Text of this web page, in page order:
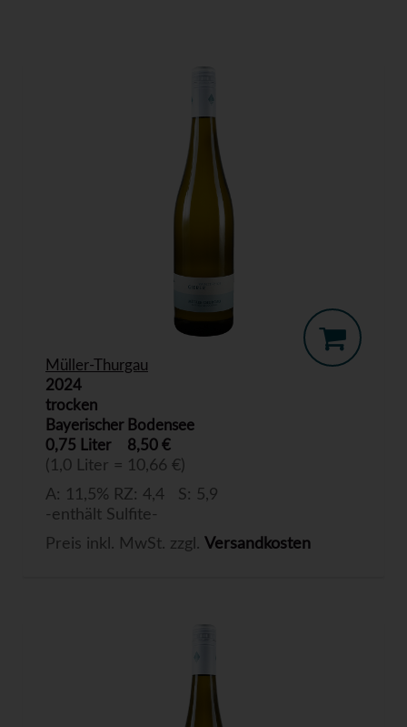
Müller-Thurgau
2024
trocken
Bayerischer Bodensee
0,75 Liter
8,50 €
(1,0 Liter = 10,66 €)
A: 11,5% RZ: 4,4 S: 5,9
-enthält Sulfite-
Preis inkl. MwSt. zzgl. Versandkosten